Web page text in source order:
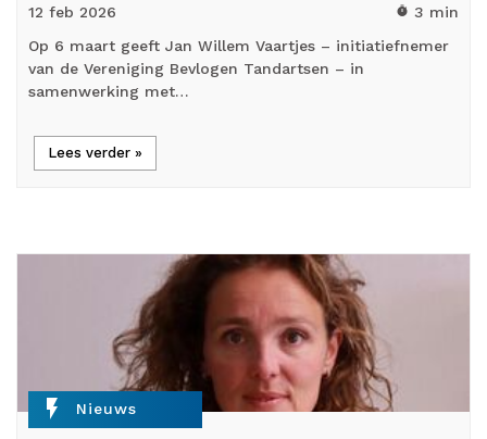
12 feb 2026 timer 3 min
Op 6 maart geeft Jan Willem Vaartjes – initiatiefnemer
van de Vereniging Bevlogen Tandartsen – in
samenwerking met…
Lees verder »
flash_on Nieuws